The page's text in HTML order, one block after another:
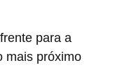
para a
mais próximo